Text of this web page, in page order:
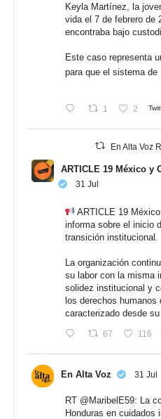
Keyla Martínez, la
vida el 7 de febrero de
encontraba bajo
Este caso representa
para que el sistema de
1 2
En Alta Voz
ARTICLE 19 México y
31 Jul
ARTICLE 19
informa sobre el inicio
transición institucional.
La organización
su labor con la misma
solidez institucional y
los derechos humanos
caracterizado desde su
67 116
En Alta Voz 31 Jul
RT @MaribelE59: La
Honduras en cuidados